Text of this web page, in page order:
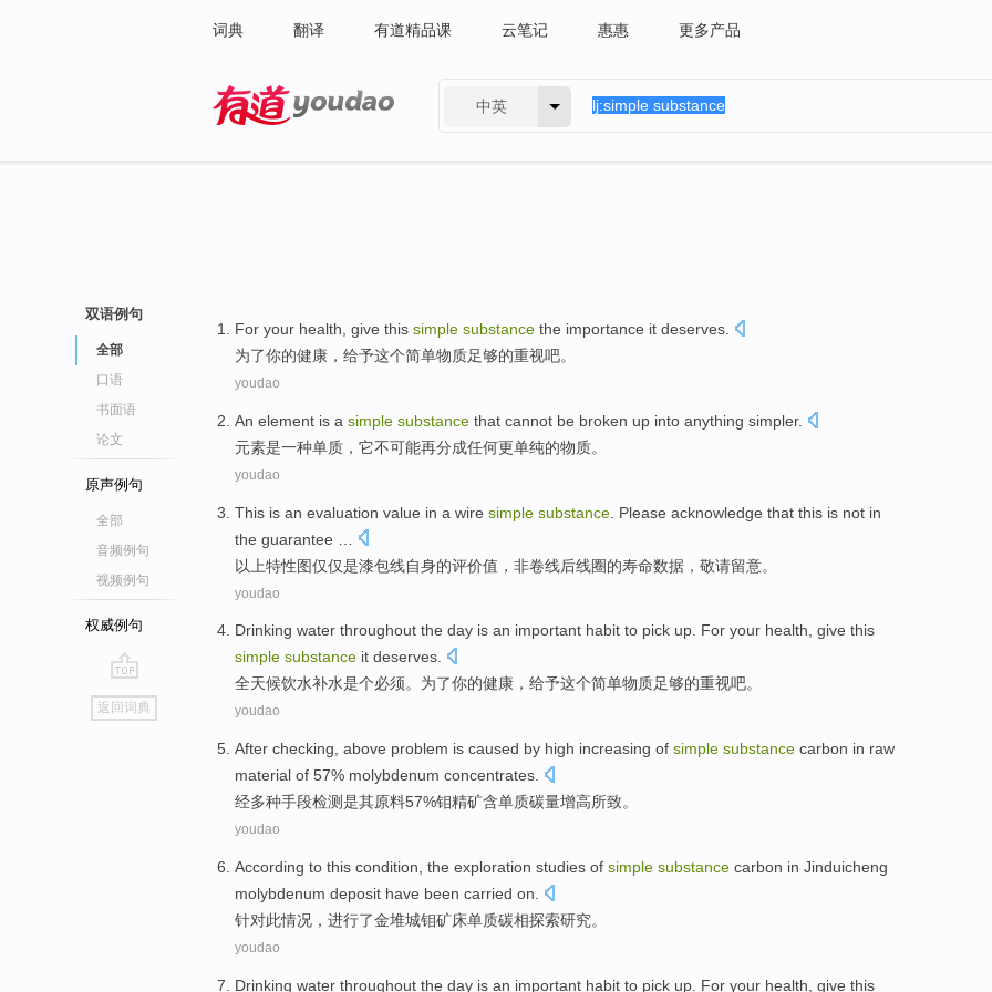
词典 翻译 有道精品课 云笔记 惠惠 更多产品
中英
双语例句
全部
口语
书面语
论文
原声例句
全部
音频例句
视频例句
权威例句
go
top
返回词典
For your health give this simple substance the importance it deserves
为了你的健康 ， 给予这个简单物质足够的重视吧。
youdao
An element is a simple substance that cannot be broken up into anything simpler.
元素是一种单质 ， 它不可能再分成任何更单纯的物质。
youdao
This is an evaluation value in a wire simple substance Please acknowledge that this is not in
the guarantee …
以上特性图仅仅是漆包线自身的评价值 ， 非卷线后线圈的寿命数据， 敬请留意。
youdao
Drinking water throughout the day is an important habit to pick up. For your health, give this
simple substance it deserves.
全天候饮水补水是个必须。 为了你的健康 ， 给予这个简单物质足够的重视吧。
youdao
After checking , above problem is caused by high increasing of simple substance carbon in raw
material of 57% molybdenum concentrates.
经多种手段检测是其原料57%钼精矿含单质碳量增高所致。
youdao
According to this condition , the exploration studies of simple substance carbon in Jinduicheng
molybdenum deposit have been carried on.
针对此情况 ， 进行了金堆城钼矿床单质碳相探索研究。
youdao
Drinking water throughout the day is an important habit to pick up. For your health give this